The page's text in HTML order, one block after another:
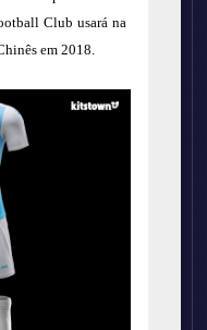
Club usará na
em 2018.